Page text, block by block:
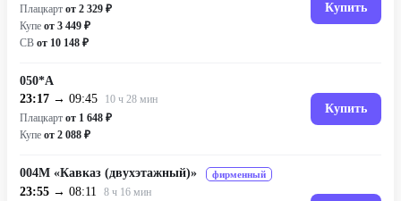
Плацкарт от 2 329 ₽
Купе от 3 449 ₽
СВ от 10 148 ₽
Купить
050*А
23:17 → 09:45
10 ч 28 мин
Плацкарт от 1 648 ₽
Купе от 2 088 ₽
Купить
004М «Кавказ (двухэтажный)» фирменный
23:55 → 08:11
8 ч 16 мин